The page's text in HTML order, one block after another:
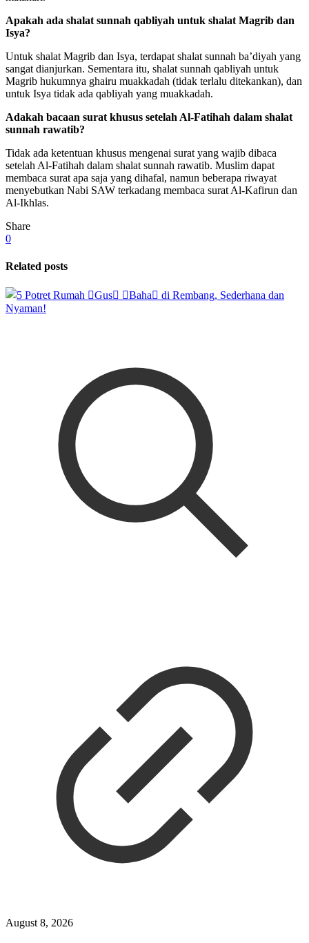
Apakah ada shalat sunnah qabliyah untuk shalat Magrib dan
Isya?
Untuk shalat Magrib dan Isya, terdapat shalat sunnah ba’diyah yang
sangat dianjurkan. Sementara itu, shalat sunnah qabliyah untuk
Magrib hukumnya ghairu muakkadah (tidak terlalu ditekankan), dan
untuk Isya tidak ada qabliyah yang muakkadah.
Adakah bacaan surat khusus setelah Al-Fatihah dalam shalat
sunnah rawatib?
Tidak ada ketentuan khusus mengenai surat yang wajib dibaca
setelah Al-Fatihah dalam shalat sunnah rawatib. Muslim dapat
membaca surat apa saja yang dihafal, namun beberapa riwayat
menyebutkan Nabi SAW terkadang membaca surat Al-Kafirun dan
Al-Ikhlas.
Share
0
Related posts
August 8, 2026